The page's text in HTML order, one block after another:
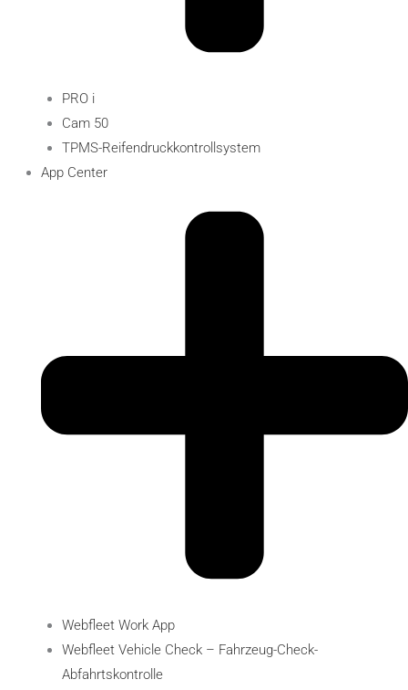
PRO i
Cam 50
TPMS-Reifendruckkontrollsystem
App Center
Webfleet Work App
Webfleet Vehicle Check – Fahrzeug-Check​-
Abfahrtskontrolle